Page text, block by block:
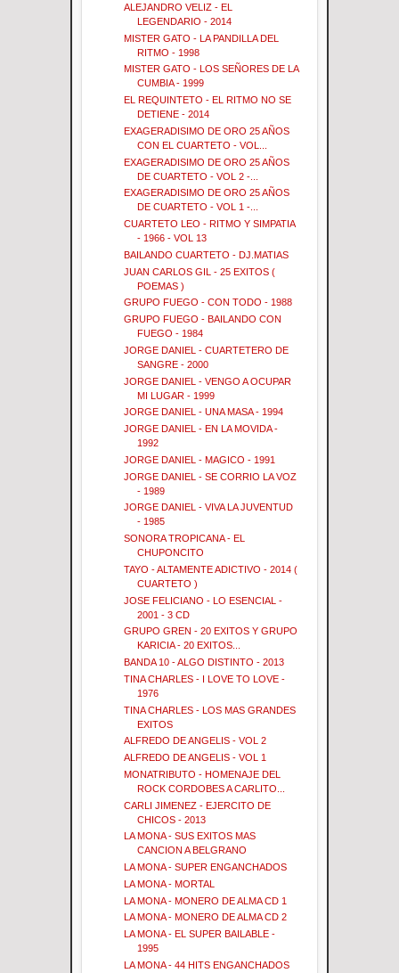
ALEJANDRO VELIZ - EL
LEGENDARIO - 2014
MISTER GATO - LA PANDILLA DEL
RITMO - 1998
MISTER GATO - LOS SEÑORES DE LA
CUMBIA - 1999
EL REQUINTETO - EL RITMO NO SE
DETIENE - 2014
EXAGERADISIMO DE ORO 25 AÑOS
CON EL CUARTETO - VOL...
EXAGERADISIMO DE ORO 25 AÑOS
DE CUARTETO - VOL 2 -...
EXAGERADISIMO DE ORO 25 AÑOS
DE CUARTETO - VOL 1 -...
CUARTETO LEO - RITMO Y SIMPATIA
- 1966 - VOL 13
BAILANDO CUARTETO - DJ.MATIAS
JUAN CARLOS GIL - 25 EXITOS (
POEMAS )
GRUPO FUEGO - CON TODO - 1988
GRUPO FUEGO - BAILANDO CON
FUEGO - 1984
JORGE DANIEL - CUARTETERO DE
SANGRE - 2000
JORGE DANIEL - VENGO A OCUPAR
MI LUGAR - 1999
JORGE DANIEL - UNA MASA - 1994
JORGE DANIEL - EN LA MOVIDA -
1992
JORGE DANIEL - MAGICO - 1991
JORGE DANIEL - SE CORRIO LA VOZ
- 1989
JORGE DANIEL - VIVA LA JUVENTUD
- 1985
SONORA TROPICANA - EL
CHUPONCITO
TAYO - ALTAMENTE ADICTIVO - 2014 (
CUARTETO )
JOSE FELICIANO - LO ESENCIAL -
2001 - 3 CD
GRUPO GREN - 20 EXITOS Y GRUPO
KARICIA - 20 EXITOS...
BANDA 10 - ALGO DISTINTO - 2013
TINA CHARLES - I LOVE TO LOVE -
1976
TINA CHARLES - LOS MAS GRANDES
EXITOS
ALFREDO DE ANGELIS - VOL 2
ALFREDO DE ANGELIS - VOL 1
MONATRIBUTO - HOMENAJE DEL
ROCK CORDOBES A CARLITO...
CARLI JIMENEZ - EJERCITO DE
CHICOS - 2013
LA MONA - SUS EXITOS MAS
CANCION A BELGRANO
LA MONA - SUPER ENGANCHADOS
LA MONA - MORTAL
LA MONA - MONERO DE ALMA CD 1
LA MONA - MONERO DE ALMA CD 2
LA MONA - EL SUPER BAILABLE -
1995
LA MONA - 44 HITS ENGANCHADOS